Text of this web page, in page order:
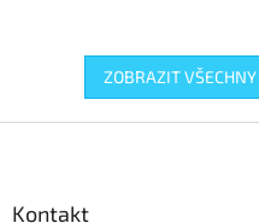
ZOBRAZIT
Kontakt